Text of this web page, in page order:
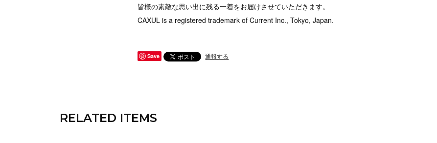
皆様の素敵な思い出に残る一着をお届けさせていただきます。
CAXUL is a registered trademark of Current Inc., Tokyo, Japan.
Save 通報する
RELATED ITEMS